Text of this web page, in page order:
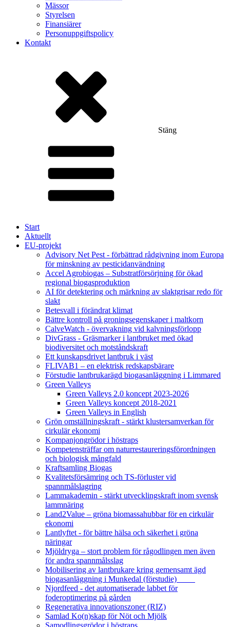
Mässor
Styrelsen
Finansiärer
Personuppgiftspolicy
Kontakt
Stäng
Start
Aktuellt
EU-projekt
Advisory Net Pest - förbättrad rådgivning inom Europa
för minskning av pesticidanvändning
Accel Agrobiogas – Substratförsörjning för ökad
regional biogasproduktion
AI för detektering och märkning av slaktgrisar redo för
slakt
Betesvall i förändrat klimat
Bättre kontroll på groningsegenskaper i maltkorn
CalveWatch - övervakning vid kalvningsförlopp
DivGrass - Gräsmarker i lantbruket med ökad
biodiversitet och motståndskraft
Ett kunskapsdrivet lantbruk i väst
FLIVAB1 – en elektrisk redskapsbärare
Förstudie lantbrukarägd biogasanläggning i Limmared
Green Valleys
Green Valleys 2.0 koncept 2023-2026
Green Valleys koncept 2018-2021
Green Valleys in English
Grön omställningskraft - stärkt klustersamverkan för
cirkulär ekonomi
Kompanjongrödor i höstraps
Kompetensträffar om naturrestaureringsförordningen
och biologisk mångfald
Kraftsamling Biogas
Kvalitetsförsämring och TS-förluster vid
spannmålslagring
Lammakademin - stärkt utvecklingskraft inom svensk
lammnäring
Land2Value – gröna biomassahubbar för en cirkulär
ekonomi
Lantlyftet - för bättre hälsa och säkerhet i gröna
näringar
Mjöldryga – stort problem för rågodlingen men även
för andra spannmålsslag
Mobilisering av lantbrukare kring gemensamt ägd
biogasanläggning i Munkedal (förstudie)
Njordfeed - det automatiserade labbet för
foderoptimering på gården
Regenerativa innovationszoner (RIZ)
Samlad Ko(n)skap för Nöt och Mjölk
Samodlingsgrödor i höstraps